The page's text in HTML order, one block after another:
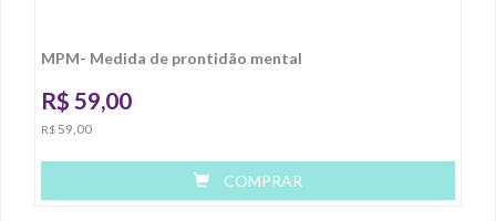
MPM- Medida de prontidão mental
R$ 59,00
R$ 59,00
COMPRAR